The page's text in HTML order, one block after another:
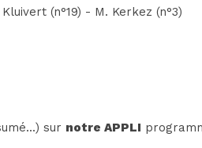
(n°19) - M. Kerkez (n°3)
sur notre APPLI